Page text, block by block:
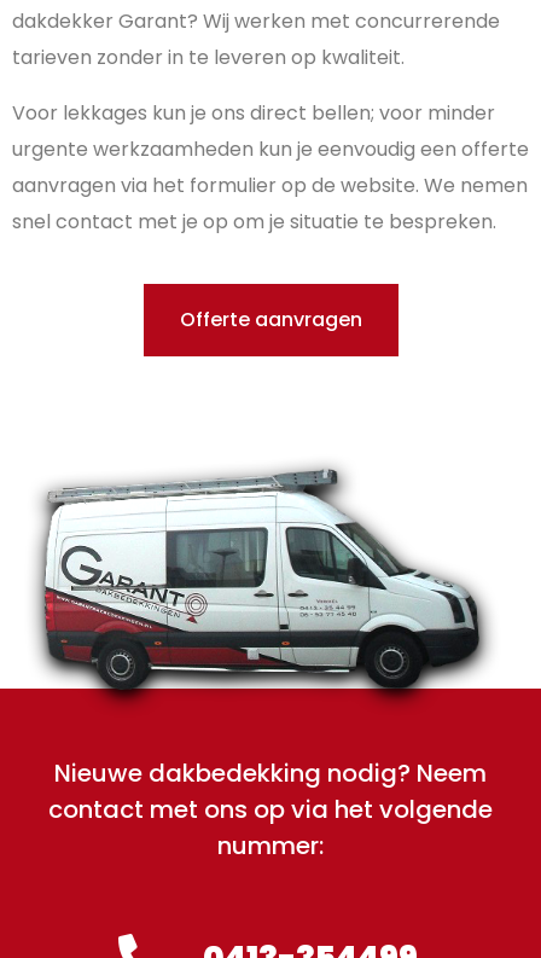
dakdekker Garant? Wij werken met concurrerende
tarieven zonder in te leveren op kwaliteit.
Voor lekkages kun je ons direct bellen; voor minder
urgente werkzaamheden kun je eenvoudig een offerte
aanvragen via het formulier op de website. We nemen
snel contact met je op om je situatie te bespreken.
Offerte aanvragen
Nieuwe dakbedekking nodig? Neem
contact met ons op via het volgende
nummer: